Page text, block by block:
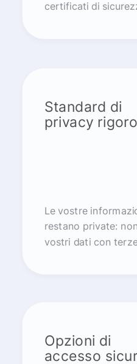
certificati di
Standard di
privacy
Le vostre
restano private:
vostri dati con
Opzioni di
accesso